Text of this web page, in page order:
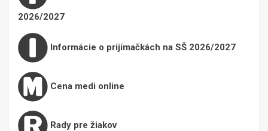
2026/2027
Informácie o prijímačkách na SŠ 2026/2027
Cena medi online
Rady pre žiakov